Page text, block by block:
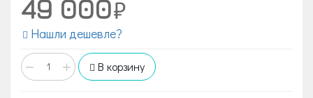
49 000
Нашли дешевле?
− + В корзину